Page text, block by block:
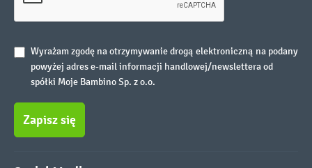
Wyrażam zgodę na otrzymywanie drogą elektroniczną na podany
powyżej adres e-mail informacji handlowej/newslettera od
spółki Moje Bambino Sp. z o.o.
Zapisz się